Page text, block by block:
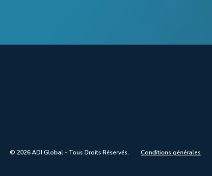
© 2026 ADI Global - Tous Droits Réservés. Conditions générales